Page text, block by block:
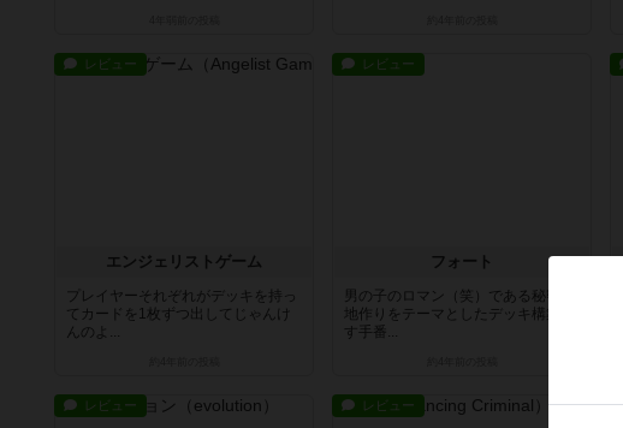
レビュー
エンジェリストゲーム
プレイヤーそれぞれがデッキを持っ
てカードを1枚ずつ出してじゃんけ
んのよ...
レビュー
フォート
男の子のロマン（笑）である秘密基
地作りをテーマとしたデッキ構築で
す手番...
レビュー レビュー